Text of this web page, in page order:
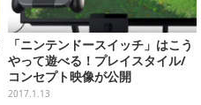
「ニンテンドースイッチ」はこう
やって遊べる！プレイスタイル/
コンセプト映像が公開
2017.1.13